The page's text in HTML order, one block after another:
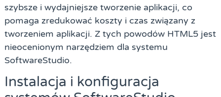
szybsze i wydajniejsze tworzenie aplikacji, co
pomaga zredukować koszty i czas związany z
tworzeniem aplikacji. Z tych powodów HTML5 jest
nieocenionym narzędziem dla systemu
SoftwareStudio.
Instalacja i konfiguracja